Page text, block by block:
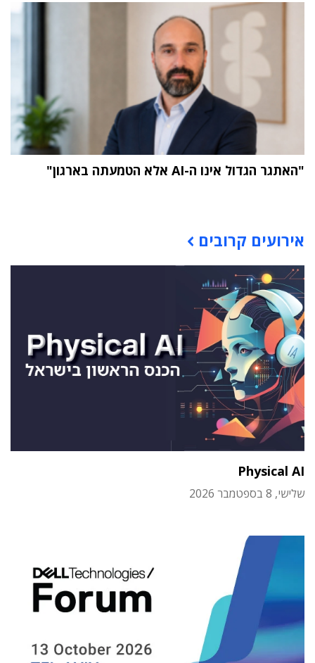
"האתגר הגדול אינו ה-AI אלא הטמעתה בארגון"
אירועים קרובים
Physical AI
שלישי, 8 בספטמבר 2026